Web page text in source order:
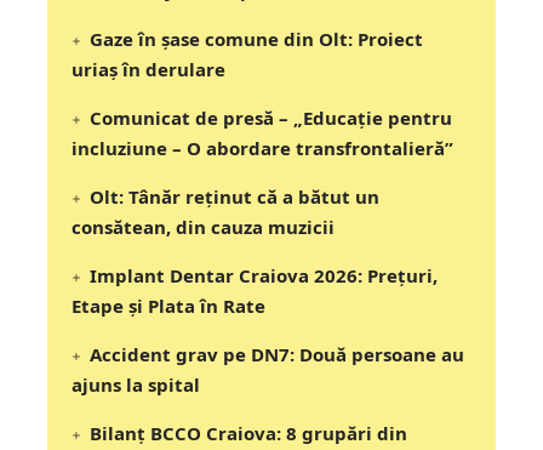
Gaze în șase comune din Olt: Proiect
uriaș în derulare
Comunicat de presă – „Educație pentru
incluziune – O abordare transfrontalieră”
Olt: Tânăr reţinut că a bătut un
consătean, din cauza muzicii
Implant Dentar Craiova 2026: Preţuri,
Etape şi Plata în Rate
Accident grav pe DN7: Două persoane au
ajuns la spital
Bilanț BCCO Craiova: 8 grupări din